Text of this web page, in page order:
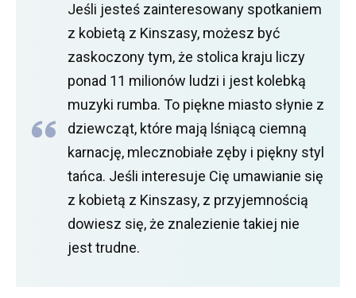
Jeśli jesteś zainteresowany spotkaniem
z kobietą z Kinszasy, możesz być
zaskoczony tym, że stolica kraju liczy
ponad 11 milionów ludzi i jest kolebką
muzyki rumba. To piękne miasto słynie z
dziewcząt, które mają lśniącą ciemną
karnację, mlecznobiałe zęby i piękny styl
tańca. Jeśli interesuje Cię umawianie się
z kobietą z Kinszasy, z przyjemnością
dowiesz się, że znalezienie takiej nie
jest trudne.